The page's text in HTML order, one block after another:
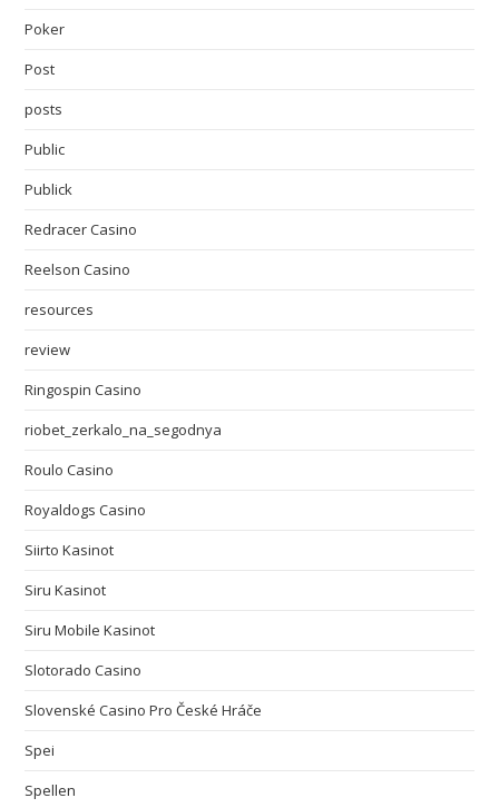
Poker
Post
posts
Public
Publick
Redracer Casino
Reelson Casino
resources
review
Ringospin Casino
riobet_zerkalo_na_segodnya
Roulo Casino
Royaldogs Casino
Siirto Kasinot
Siru Kasinot
Siru Mobile Kasinot
Slotorado Casino
Slovenské Casino Pro České Hráče
Spei
Spellen